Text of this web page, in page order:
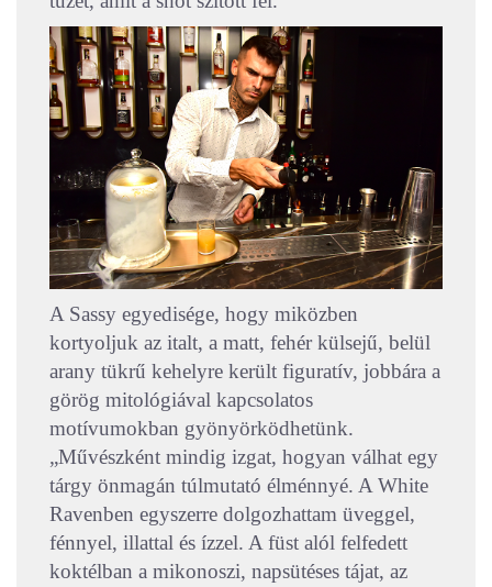
A Sassy egyedisége, hogy miközben
kortyoljuk az italt, a matt, fehér külsejű, belül
arany tükrű kehelyre került figuratív, jobbára a
görög mitológiával kapcsolatos
motívumokban gyönyörködhetünk.
„Művészként mindig izgat, hogyan válhat egy
tárgy önmagán túlmutató élménnyé. A White
Ravenben egyszerre dolgozhattam üveggel,
fénnyel, illattal és ízzel. A füst alól felfedett
koktélban a mikonoszi, napsütéses tájat, az